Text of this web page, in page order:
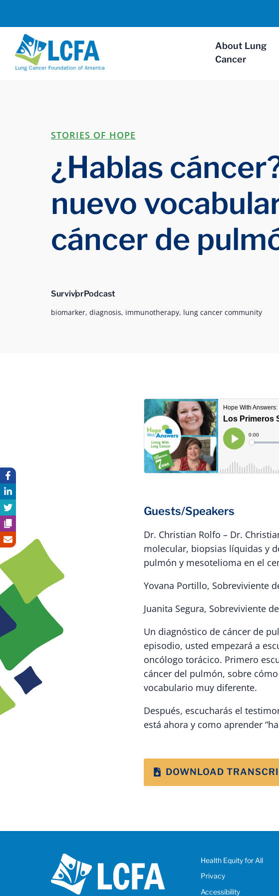
About Lung
Cancer
STORIES OF HOPE
¿Hablas
nuevo
cáncer de
SurvivorPodcast
biomarker, diagnosis, immunotherapy, lung cancer community
Guests/Speakers
Dr. Christian Rolfo – Dr.
molecular, biopsias líquidas y
pulmón y mesotelioma en el
Yovana Portillo, Sobreviviente
Juanita Segura, Sobreviviente
Un diagnóstico de cáncer de
episodio, usted empezará a
oncólogo torácico. Primero
cáncer del pulmón, sobre
vocabulario muy diferente.
Después, escucharás el
está ahora y como aprender
DOWNLOAD
Health Equity for All
Privacy
Accessibility